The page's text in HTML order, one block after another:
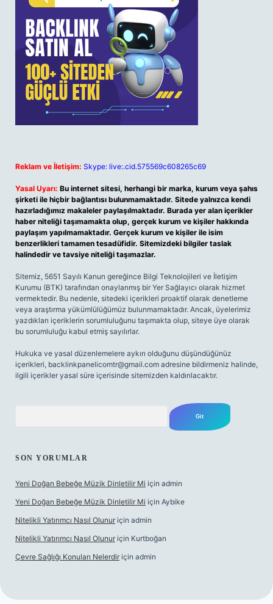
Reklam ve İletişim: Skype: live:.cid.575569c608265c69
Yasal Uyarı: Bu internet sitesi, herhangi bir marka, kurum veya şahıs
şirketi ile hiçbir bağlantısı bulunmamaktadır. Sitede yalnızca kendi
hazırladığımız makaleler paylaşılmaktadır. Burada yer alan içerikler
haber niteliği taşımamakta olup, gerçek kurum ve kişiler hakkında
paylaşım yapılmamaktadır. Gerçek kurum ve kişiler ile isim
benzerlikleri tamamen tesadüfidir. Sitemizdeki bilgiler taslak
halindedir ve tavsiye niteliği taşımazlar.
Sitemiz, 5651 Sayılı Kanun gereğince Bilgi Teknolojileri ve İletişim
Kurumu (BTK) tarafından onaylanmış bir Yer Sağlayıcı olarak hizmet
vermektedir. Bu nedenle, sitedeki içerikleri proaktif olarak denetleme
veya araştırma yükümlülüğümüz bulunmamaktadır. Ancak, üyelerimiz
yazdıkları içeriklerin sorumluluğunu taşımakta olup, siteye üye olarak
bu sorumluluğu kabul etmiş sayılırlar.
Hukuka ve yasal düzenlemelere aykırı olduğunu düşündüğünüz
içerikleri, backlinkpanelicomtr@gmail.com adresine bildirmeniz halinde,
ilgili içerikler yasal süre içerisinde sitemizden kaldırılacaktır.
SON YORUMLAR
Yeni Doğan Bebeğe Müzik Dinletilir Mi için admin
Yeni Doğan Bebeğe Müzik Dinletilir Mi için Aybike
Nitelikli Yatırımcı Nasıl Olunur için admin
Nitelikli Yatırımcı Nasıl Olunur için Kurtboğan
Çevre Sağlığı Konuları Nelerdir için admin